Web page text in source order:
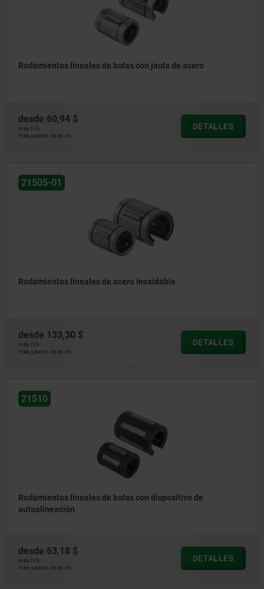
Rodamientos lineales de bolas con jaula de acero
desde 60,94 $
más IVA.
más gastos de envío
DETALLES
21505-01
Rodamientos lineales de acero inoxidable
desde 133,30 $
más IVA.
más gastos de envío
DETALLES
21510
Rodamientos lineales de bolas con dispositivo de
autoalineación
desde 63,18 $
más IVA.
más gastos de envío
DETALLES